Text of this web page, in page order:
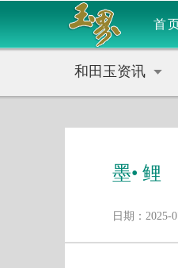
首
和田玉资讯
墨• 鲤
日期：